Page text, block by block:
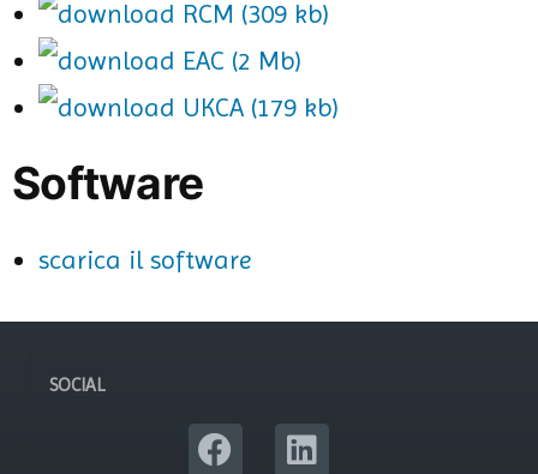
RCM (309 kb)
EAC (2 Mb)
UKCA (179 kb)
Software
scarica il software
SOCIAL